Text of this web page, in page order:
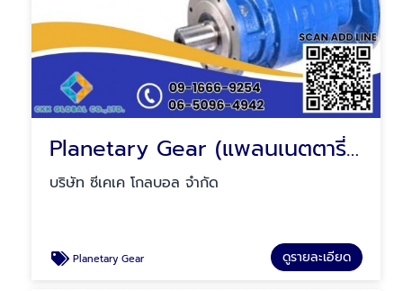
Planetary Gear (แพลนเนตตารี่ เกียร์)
บริษัท ซีเคเค โกลบอล จำกัด
Planetary Gear ดูรายละเอียด